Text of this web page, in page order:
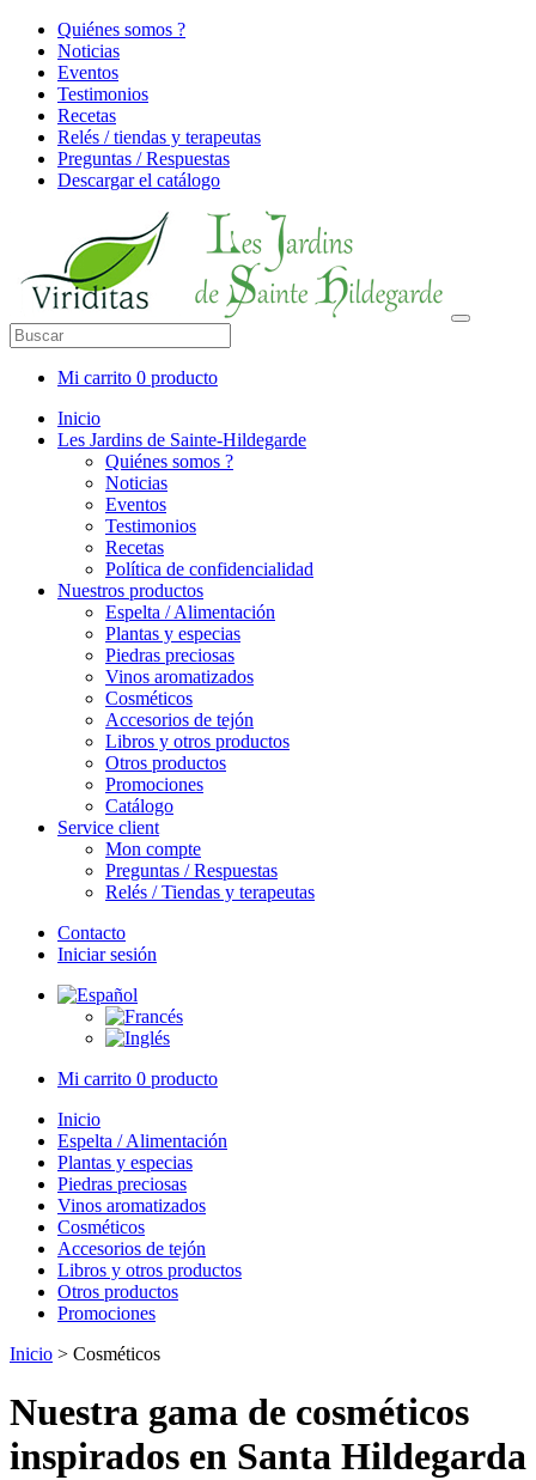
Quiénes somos ?
Noticias
Eventos
Testimonios
Recetas
Relés / tiendas y terapeutas
Preguntas / Respuestas
Descargar el catálogo
Mi carrito 0 producto
Inicio
Les Jardins de Sainte-Hildegarde
Quiénes somos ?
Noticias
Eventos
Testimonios
Recetas
Política de confidencialidad
Nuestros productos
Espelta / Alimentación
Plantas y especias
Piedras preciosas
Vinos aromatizados
Cosméticos
Accesorios de tejón
Libros y otros productos
Otros productos
Promociones
Catálogo
Service client
Mon compte
Preguntas / Respuestas
Relés / Tiendas y terapeutas
Contacto
Iniciar sesión
Mi carrito 0 producto
Inicio
Espelta / Alimentación
Plantas y especias
Piedras preciosas
Vinos aromatizados
Cosméticos
Accesorios de tejón
Libros y otros productos
Otros productos
Promociones
Inicio > Cosméticos
Nuestra gama de cosméticos
inspirados en Santa Hildegarda